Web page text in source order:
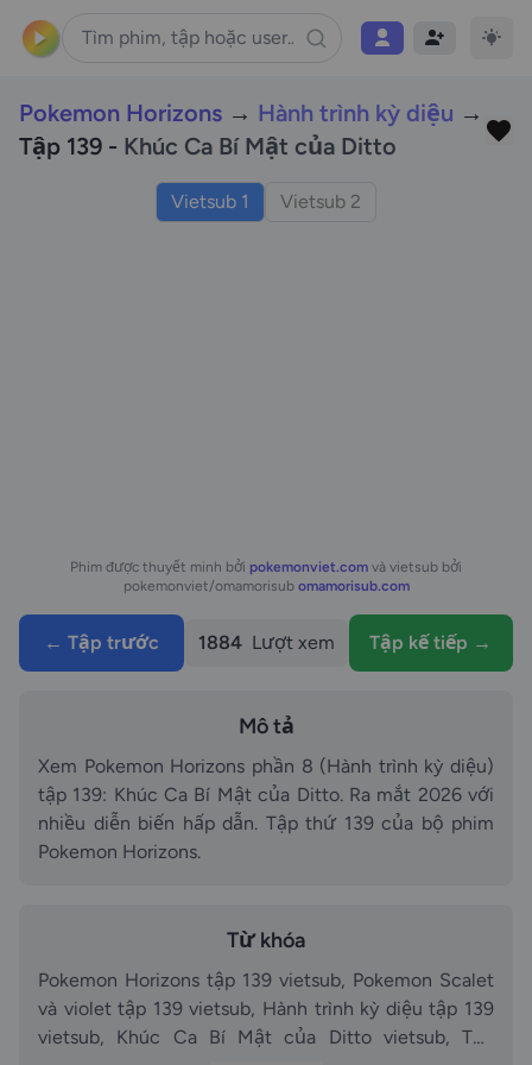
Pokemon Horizons → Hành trình kỳ diệu →
Tập 139 - Khúc Ca Bí Mật của Ditto
Vietsub 1 Vietsub 2
Phim được thuyết minh bởi pokemonviet.com và vietsub bởi
pokemonviet/omamorisub omamorisub.com
← Tập trước 1884 Lượt xem Tập kế tiếp →
Mô tả
Xem Pokemon Horizons phần 8 (Hành trình kỳ diệu)
tập 139: Khúc Ca Bí Mật của Ditto. Ra mắt 2026 với
nhiều diễn biến hấp dẫn. Tập thứ 139 của bộ phim
Pokemon Horizons.
Từ khóa
Pokemon Horizons tập 139 vietsub, Pokemon Scalet
và violet tập 139 vietsub, Hành trình kỳ diệu tập 139
vietsub, Khúc Ca Bí Mật của Ditto vietsub, The